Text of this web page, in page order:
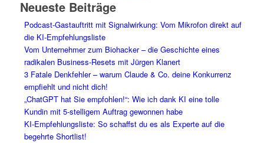
Neueste Beiträge
Podcast-Gastauftritt mit Signalwirkung: Vom Mikrofon direkt auf
die KI-Empfehlungsliste
Vom Unternehmer zum Biohacker – die Geschichte eines
radikalen Business-Resets mit Jürgen Klanert
3 Fatale Denkfehler – warum Claude & Co. deine Konkurrenz
empfiehlt und nicht dich!
„ChatGPT hat Sie empfohlen!“: Wie ich dank KI eine tolle
Kundin mit 5-stelligem Auftrag gewonnen habe
KI-Empfehlungsliste: So schaffst du es als Experte auf die
begehrte Shortlist!